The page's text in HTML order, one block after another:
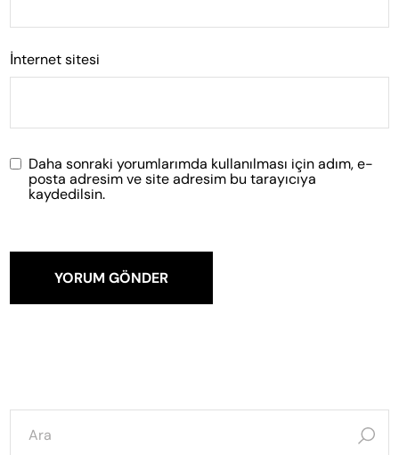
İnternet sitesi
Daha sonraki yorumlarımda kullanılması için adım, e-
posta adresim ve site adresim bu tarayıcıya
kaydedilsin.
YORUM GÖNDER
şunun
için
ara: